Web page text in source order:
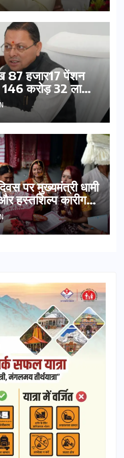
87 हजार17 पेंशन
146 करोड़ 32 लाख
भुगतान
पर मुख्यमंत्री धामी
हस्तशिल्प कारीगरों